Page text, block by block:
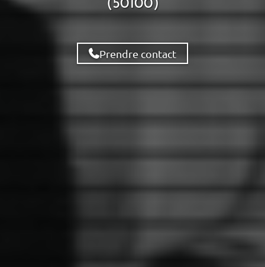
(50100)
Prendre contact